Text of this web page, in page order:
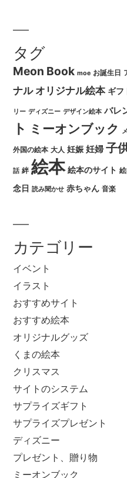
ンタグ
Meon Book moe お誕生日
ナル オリジナル絵本 ギフ
リー ディズニー デザイン絵本 バレ
ト ミーオンブック
外国の絵本 大人 妊娠 妊婦 子
話 絆 絵本 絵本のサイト
念日 読み聞かせ 赤ちゃん 音楽
カテゴリー
イベント
イラスト
おすすめサイト
おすすめ絵本
オリジナルグッズ
くまの絵本
クリスマス
サイトのシステム
サプライズギフト
サプライズプレゼント
ディズニー
プレゼント、贈り物
ミーオンブック